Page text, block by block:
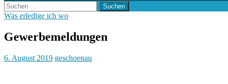
Suchen
nach:
Was erledige ich wo
Gewerbemeldungen
6. August 2019 geschoenau